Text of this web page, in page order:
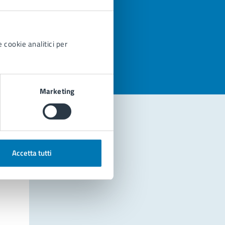
cookie analitici per
Marketing
Accetta tutti